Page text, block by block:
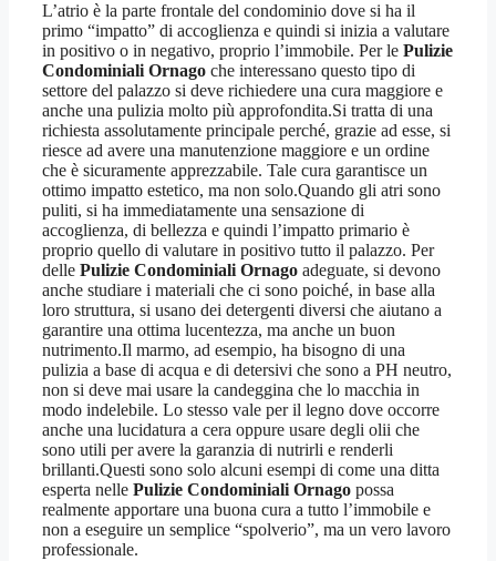
L’atrio è la parte frontale del condominio dove si ha il
primo “impatto” di accoglienza e quindi si inizia a valutare
in positivo o in negativo, proprio l’immobile. Per le Pulizie
Condominiali Ornago che interessano questo tipo di
settore del palazzo si deve richiedere una cura maggiore e
anche una pulizia molto più approfondita.Si tratta di una
richiesta assolutamente principale perché, grazie ad esse, si
riesce ad avere una manutenzione maggiore e un ordine
che è sicuramente apprezzabile. Tale cura garantisce un
ottimo impatto estetico, ma non solo.Quando gli atri sono
puliti, si ha immediatamente una sensazione di
accoglienza, di bellezza e quindi l’impatto primario è
proprio quello di valutare in positivo tutto il palazzo. Per
delle Pulizie Condominiali Ornago adeguate, si devono
anche studiare i materiali che ci sono poiché, in base alla
loro struttura, si usano dei detergenti diversi che aiutano a
garantire una ottima lucentezza, ma anche un buon
nutrimento.Il marmo, ad esempio, ha bisogno di una
pulizia a base di acqua e di detersivi che sono a PH neutro,
non si deve mai usare la candeggina che lo macchia in
modo indelebile. Lo stesso vale per il legno dove occorre
anche una lucidatura a cera oppure usare degli olii che
sono utili per avere la garanzia di nutrirli e renderli
brillanti.Questi sono solo alcuni esempi di come una ditta
esperta nelle Pulizie Condominiali Ornago possa
realmente apportare una buona cura a tutto l’immobile e
non a eseguire un semplice “spolverio”, ma un vero lavoro
professionale.